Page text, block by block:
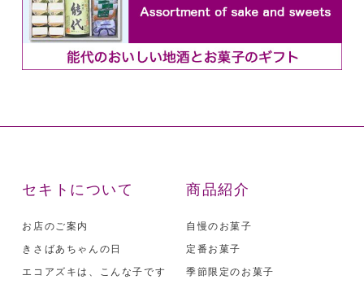
セキトについて
お店のご案内
きさばあちゃんの日
エコアズキは、こんな子です
商品紹介
自慢のお菓子
定番お菓子
季節限定のお菓子